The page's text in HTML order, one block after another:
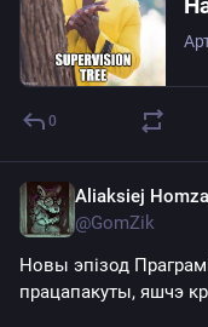
0
Aliaksiej Homza
@GomZik
Новы эпізод
працапакуты, яшчэ